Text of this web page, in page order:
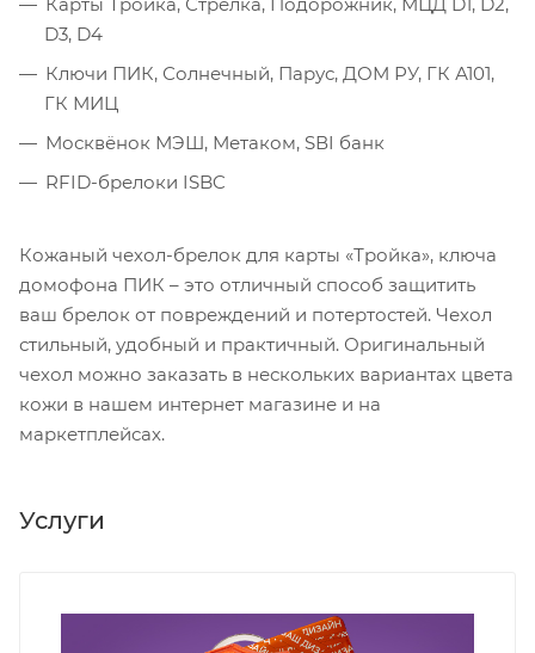
D3, D4
Ключи ПИК, Солнечный, Парус, ДОМ РУ, ГК А101,
ГК МИЦ
Москвёнок МЭШ, Метаком, SВI банк
RFID-брелоки ISBC
Кожаный чехол-брелок для карты «Тройка», ключа
домофона ПИК – это отличный способ защитить
ваш брелок от повреждений и потертостей. Чехол
стильный, удобный и практичный. Оригинальный
чехол можно заказать в нескольких вариантах цвета
кожи в нашем интернет магазине и на
маркетплейсах.
Услуги